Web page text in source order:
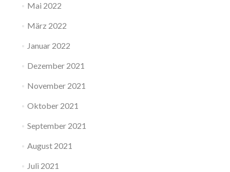
Mai 2022
März 2022
Januar 2022
Dezember 2021
November 2021
Oktober 2021
September 2021
August 2021
Juli 2021